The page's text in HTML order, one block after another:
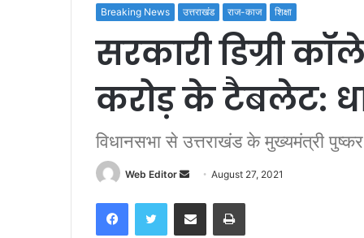
Breaking News उत्तराखंड राज-काज शिक्षा
सरकारी डिग्री
करोड़ के टैबलेट:
विधानसभा से उत्तराखंड के मुख्यमंत्री
Web Editor
n
d
August 27, 2021